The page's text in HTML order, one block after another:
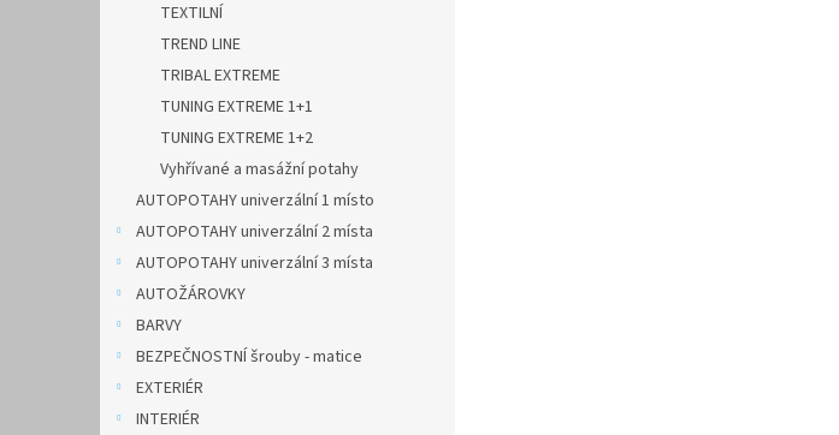
TEXTILNÍ
TREND LINE
TRIBAL EXTREME
TUNING EXTREME 1+1
TUNING EXTREME 1+2
Vyhřívané a masážní potahy
AUTOPOTAHY univerzální 1 místo
AUTOPOTAHY univerzální 2 místa
AUTOPOTAHY univerzální 3 místa
AUTOŽÁROVKY
BARVY
BEZPEČNOSTNÍ šrouby - matice
EXTERIÉR
INTERIÉR